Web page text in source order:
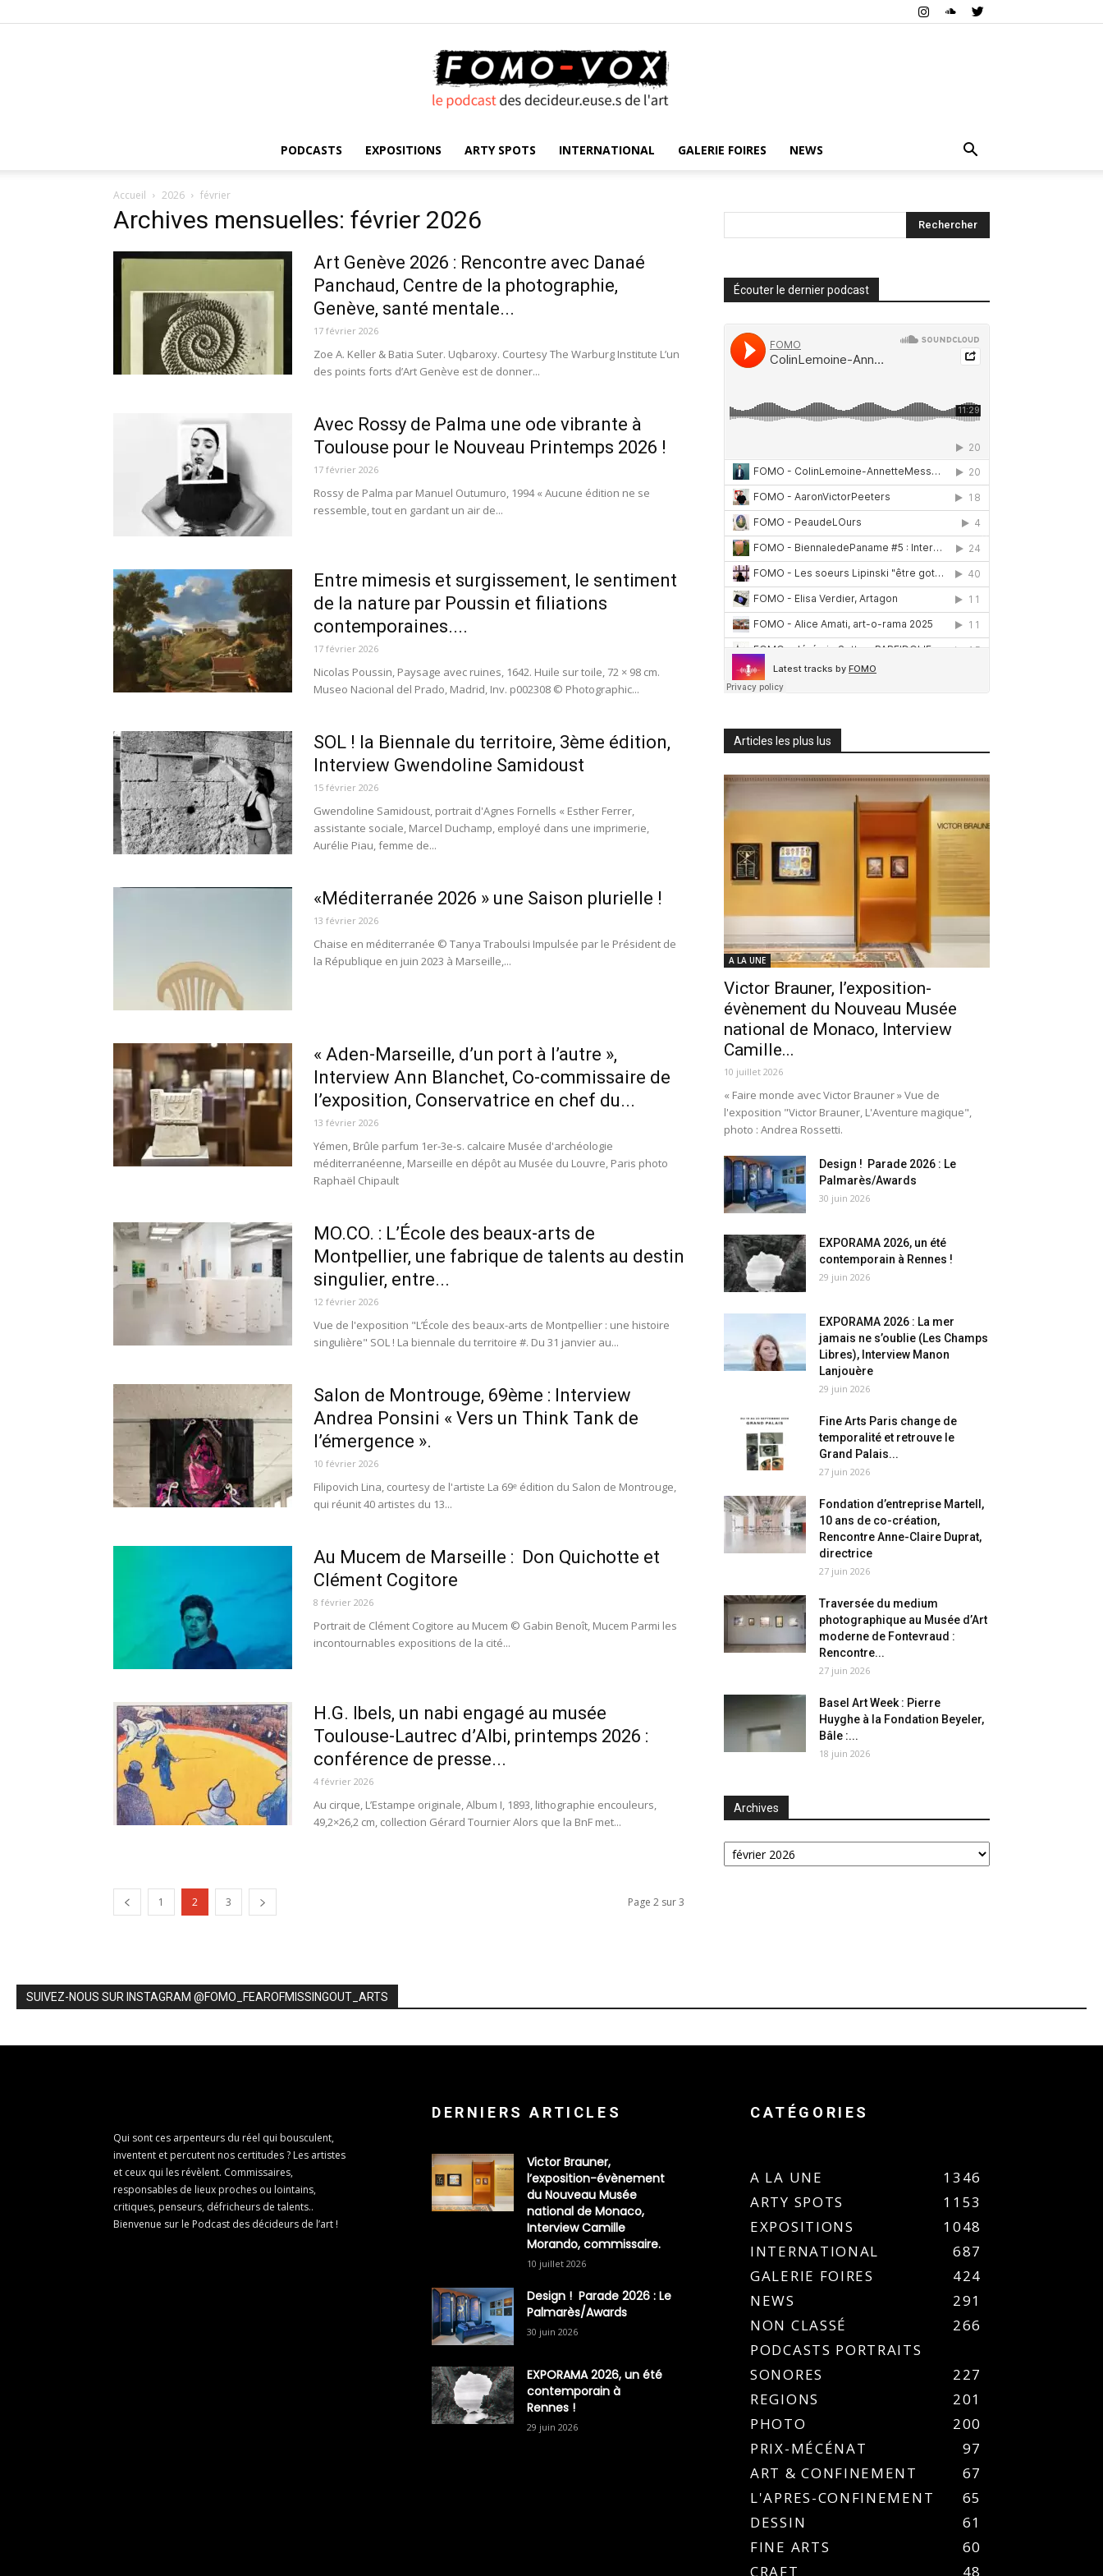
VOX
PODCASTS EXPOSITIONS ARTY SPOTS INTERNATIONAL GALERIE FOIRES NEWS
Accueil 2026 février
Archives mensuelles: février 2026
Art Genève 2026 : Rencontre avec Danaé
Panchaud, Centre de la photographie,
Genève, santé mentale...
17 février 2026
Zoe A. Keller & Batia Suter. Uqbaroxy. Courtesy The Warburg Institute L’un
des points forts d’Art Genève est de donner...
Avec Rossy de Palma une ode vibrante à
Toulouse pour le Nouveau Printemps 2026 !
17 février 2026
Rossy de Palma par Manuel Outumuro, 1994 « Aucune édition ne se
ressemble, tout en gardant un air de...
Entre mimesis et surgissement, le sentiment
de la nature par Poussin et filiations
contemporaines....
17 février 2026
Nicolas Poussin, Paysage avec ruines, 1642. Huile sur toile, 72 × 98 cm.
Museo Nacional del Prado, Madrid, Inv. p002308 © Photographic...
SOL ! la Biennale du territoire, 3ème édition,
Interview Gwendoline Samidoust
15 février 2026
Gwendoline Samidoust, portrait d'Agnes Fornells « Esther Ferrer,
assistante sociale, Marcel Duchamp, employé dans une imprimerie,
Aurélie Piau, femme de...
«Méditerranée 2026 » une Saison plurielle !
13 février 2026
Chaise en méditerranée © Tanya Traboulsi Impulsée par le Président de
la République en juin 2023 à Marseille,...
« Aden-Marseille, d’un port à l’autre »,
Interview Ann Blanchet, Co-commissaire de
l’exposition, Conservatrice en chef du...
13 février 2026
Yémen, Brûle parfum 1er-3e-s. calcaire Musée d'archéologie
méditerranéenne, Marseille en dépôt au Musée du Louvre, Paris photo
Raphaël Chipault
MO.CO. : L’École des beaux-arts de
Montpellier, une fabrique de talents au destin
singulier, entre...
12 février 2026
Vue de l'exposition "L’École des beaux-arts de Montpellier : une histoire
singulière" SOL ! La biennale du territoire #. Du 31 janvier au...
Salon de Montrouge, 69ème : Interview
Andrea Ponsini « Vers un Think Tank de
l’émergence ».
10 février 2026
Filipovich Lina, courtesy de l'artiste La 69ᵉ édition du Salon de Montrouge,
qui réunit 40 artistes du 13...
Au Mucem de Marseille : Don Quichotte et
Clément Cogitore
8 février 2026
Portrait de Clément Cogitore au Mucem © Gabin Benoît, Mucem Parmi les
incontournables expositions de la cité...
H.G. Ibels, un nabi engagé au musée
Toulouse-Lautrec d’Albi, printemps 2026 :
conférence de presse...
4 février 2026
Au cirque, L’Estampe originale, Album I, 1893, lithographie encouleurs,
49,2×26,2 cm, collection Gérard Tournier Alors que la BnF met...
1 2 3 Page 2 sur 3
Écouter le dernier podcast
Articles les plus lus
A LA UNE
Victor Brauner, l’exposition-
évènement du Nouveau Musée
national de Monaco, Interview
Camille...
10 juillet 2026
« Faire monde avec Victor Brauner » Vue de
l'exposition "Victor Brauner, L'Aventure magique",
photo : Andrea Rossetti.
Design ! Parade 2026 : Le
Palmarès/Awards
30 juin 2026
EXPORAMA 2026, un été
contemporain à Rennes !
29 juin 2026
EXPORAMA 2026 : La mer
jamais ne s’oublie (Les Champs
Libres), Interview Manon
Lanjouère
29 juin 2026
Fine Arts Paris change de
temporalité et retrouve le
Grand Palais...
27 juin 2026
Fondation d’entreprise Martell,
10 ans de co-création,
Rencontre Anne-Claire Duprat,
directrice
27 juin 2026
Traversée du medium
photographique au Musée d’Art
moderne de Fontevraud :
Rencontre...
27 juin 2026
Basel Art Week : Pierre
Huyghe à la Fondation Beyeler,
Bâle :...
18 juin 2026
Archives
Archives
SUIVEZ-NOUS SUR INSTAGRAM @FOMO_FEAROFMISSINGOUT_ARTS
Qui sont ces arpenteurs du réel qui bousculent,
inventent et percutent nos certitudes ? Les artistes
et ceux qui les révèlent. Commissaires,
responsables de lieux proches ou lointains,
critiques, penseurs, défricheurs de talents..
Bienvenue sur le Podcast des décideurs de l’art !
DERNIERS ARTICLES
Victor Brauner,
l’exposition-évènement
du Nouveau Musée
national de Monaco,
Interview Camille
Morando, commissaire.
10 juillet 2026
Design ! Parade 2026 : Le
Palmarès/Awards
30 juin 2026
EXPORAMA 2026, un été
contemporain à
Rennes !
29 juin 2026
CATÉGORIES
A LA UNE
1346
ARTY SPOTS
1153
EXPOSITIONS
1048
INTERNATIONAL
687
GALERIE FOIRES
424
NEWS
291
NON CLASSÉ
266
PODCASTS PORTRAITS
SONORES
227
REGIONS
201
PHOTO
200
PRIX-MÉCÉNAT
97
ART & CONFINEMENT
67
L'APRES-CONFINEMENT
65
DESSIN
61
FINE ARTS
60
CRAFT
48